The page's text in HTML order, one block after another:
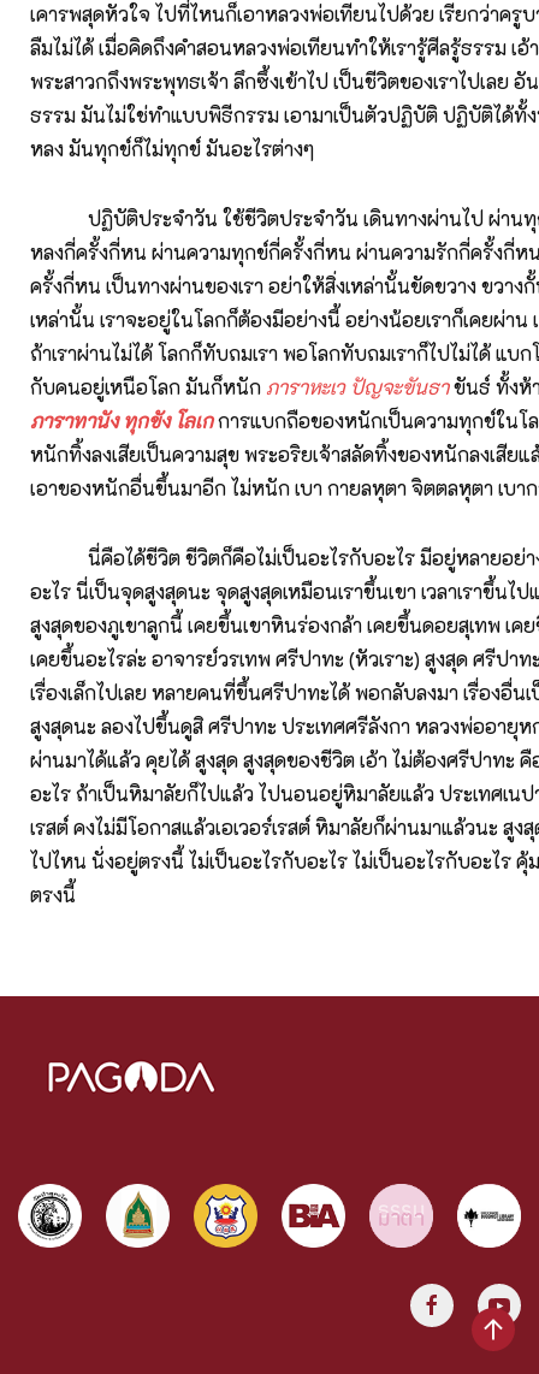
เคารพสุดหัวใจ ไปที่ไหนก็เอาหลวงพ่อเทียนไปด้วย เรียกว่าครู
ลืมไม่ได้ เมื่อคิดถึงคำสอนหลวงพ่อเทียนทำให้เรารู้ศีลรู้ธรรม เอ้
พระสาวกถึงพระพุทธเจ้า ลึกซึ้งเข้าไป เป็นชีวิตของเราไปเลย
ธรรม มันไม่ใช่ทำแบบพิธีกรรม เอามาเป็นตัวปฏิบัติ ปฏิบัติได้ทั้
หลง มันทุกข์ก็ไม่ทุกข์ มันอะไรต่างๆ
ปฏิบัติประจำวัน ใช้ชีวิตประจำวัน เดินทางผ่านไป ผ่านทุ
หลงกี่ครั้งกี่หน ผ่านความทุกข์กี่ครั้งกี่หน ผ่านความรักกี่ครั้งกี่ห
ครั้งกี่หน เป็นทางผ่านของเรา อย่าให้สิ่งเหล่านั้นขัดขวาง ขวา
เหล่านั้น เราจะอยู่ในโลกก็ต้องมีอย่างนี้ อย่างน้อยเราก็เคยผ่าน
ถ้าเราผ่านไม่ได้ โลกก็ทับถมเรา พอโลกทับถมเราก็ไปไม่ได้ แบ
กับคนอยู่เหนือโลก มันก็หนัก ภาราหะเว ปัญจะขันธาขันธ์ ทั้งห้
ภาราทานัง ทุกขัง โลเกการแบกถือของหนักเป็นความทุกข์ในโ
หนักทิ้งลงเสียเป็นความสุข พระอริยเจ้าสลัดทิ้งของหนักลงเสีย
เอาของหนักอื่นขึ้นมาอีก ไม่หนัก เบา กายลหุตา จิตตลหุตา เบาก
นี่คือได้ชีวิต ชีวิตก็คือไม่เป็นอะไรกับอะไร มีอยู่หลายอย่าง
อะไร นี่เป็นจุดสูงสุดนะ จุดสูงสุดเหมือนเราขึ้นเขา เวลาเราขึ้นไ
สูงสุดของภูเขาลูกนี้ เคยขึ้นเขาหินร่องกล้า เคยขึ้นดอยสุเทพ เ
เคยขึ้นอะไรล่ะ อาจารย์วรเทพ ศรีปาทะ (หัวเราะ) สูงสุด ศรีปาท
เรื่องเล็กไปเลย หลายคนที่ขึ้นศรีปาทะได้ พอกลับลงมา เรื่องอื่นเ
สูงสุดนะ ลองไปขึ้นดูสิ ศรีปาทะ ประเทศศรีลังกา หลวงพ่ออายุ
ผ่านมาได้แล้ว คุยได้ สูงสุด สูงสุดของชีวิต เอ้า ไม่ต้องศรีปาทะ คื
อะไร ถ้าเป็นหิมาลัยก็ไปแล้ว ไปนอนอยู่หิมาลัยแล้ว ประเทศเนป
เรสต์ คงไม่มีโอกาสแล้วเอเวอร์เรสต์ หิมาลัยก็ผ่านมาแล้วนะ สูง
ไปไหน นั่งอยู่ตรงนี้ ไม่เป็นอะไรกับอะไร ไม่เป็นอะไรกับอะไร คุ้
ตรงนี้